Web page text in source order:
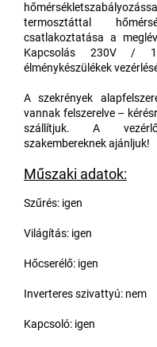
termosztáttal
csatlakoztatása a
Kapcsolás 230V /
élménykészülékek
A szekrények
vannak felszerelve –
szállítjuk. A
szakembereknek ajánljuk!
Műszaki adatok:
Szűrés: igen
Világítás: igen
Hőcserélő: igen
Inverteres szivattyú: nem
Kapcsoló: igen